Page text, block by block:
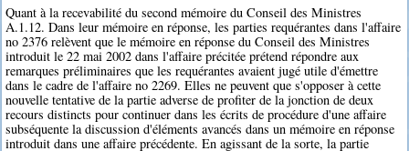
Quant à la recevabilité du second mémoire du Conseil des Ministres
A.1.12. Dans leur mémoire en réponse, les parties requérantes dans l'affaire
no 2376 relèvent que le mémoire en réponse du Conseil des Ministres
introduit le 22 mai 2002 dans l'affaire précitée prétend répondre aux
remarques préliminaires que les requérantes avaient jugé utile d'émettre
dans le cadre de l'affaire no 2269. Elles ne peuvent que s'opposer à cette
nouvelle tentative de la partie adverse de profiter de la jonction de deux
recours distincts pour continuer dans les écrits de procédure d'une affaire
subséquente la discussion d'éléments avancés dans un mémoire en réponse
introduit dans une affaire précédente. En agissant de la sorte, la partie